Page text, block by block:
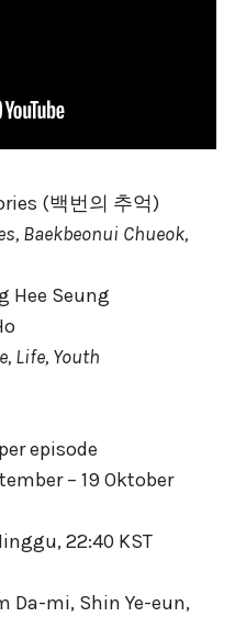
(백번의 추억)
Baekbeonui Chueok,
Hee Seung
Life, Youth
episode
– 19 Oktober
22:40 KST
Da-mi, Shin Ye-eun,